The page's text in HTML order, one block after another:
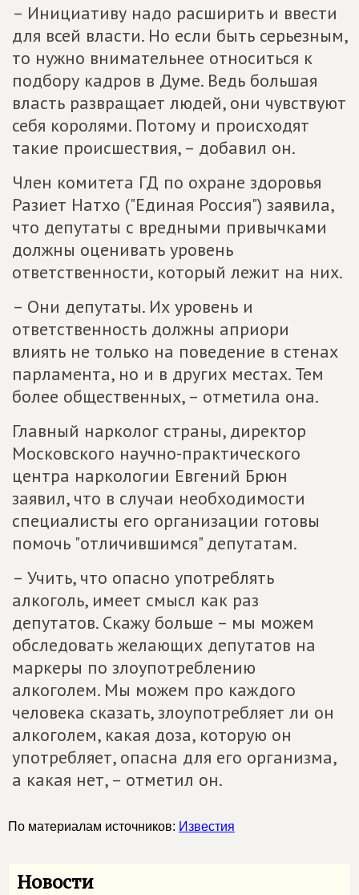
– Инициативу надо расширить и ввести
для всей власти. Но если быть серьезным,
то нужно внимательнее относиться к
подбору кадров в Думе. Ведь большая
власть развращает людей, они чувствуют
себя королями. Потому и происходят
такие происшествия, – добавил он.
Член комитета ГД по охране здоровья
Разиет Натхо ("Единая Россия") заявила,
что депутаты с вредными привычками
должны оценивать уровень
ответственности, который лежит на них.
– Они депутаты. Их уровень и
ответственность должны априори
влиять не только на поведение в стенах
парламента, но и в других местах. Тем
более общественных, – отметила она.
Главный нарколог страны, директор
Московского научно-практического
центра наркологии Евгений Брюн
заявил, что в случаи необходимости
специалисты его организации готовы
помочь "отличившимся" депутатам.
– Учить, что опасно употреблять
алкоголь, имеет смысл как раз
депутатов. Скажу больше – мы можем
обследовать желающих депутатов на
маркеры по злоупотреблению
алкоголем. Мы можем про каждого
человека сказать, злоупотребляет ли он
алкоголем, какая доза, которую он
употребляет, опасна для его организма,
а какая нет, – отметил он.
По материалам источников: Известия
Новости